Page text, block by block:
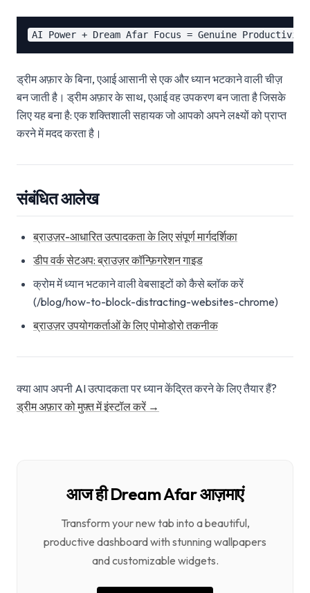
ड्रीम अफ़ार के बिना, एआई आसानी से एक और ध्यान भटकाने वाली चीज़
बन जाती है। ड्रीम अफ़ार के साथ, एआई वह उपकरण बन जाता है जिसके
लिए यह बना है: एक शक्तिशाली सहायक जो आपको अपने लक्ष्यों को प्राप्त
करने में मदद करता है।
संबंधित आलेख
ब्राउज़र-आधारित उत्पादकता के लिए संपूर्ण मार्गदर्शिका
डीप वर्क सेटअप: ब्राउज़र कॉन्फ़िगरेशन गाइड
क्रोम में ध्यान भटकाने वाली वेबसाइटों को कैसे ब्लॉक करें
(/blog/how-to-block-distracting-websites-chrome)
ब्राउज़र उपयोगकर्ताओं के लिए पोमोडोरो तकनीक
क्या आप अपनी AI उत्पादकता पर ध्यान केंद्रित करने के लिए तैयार हैं?
ड्रीम अफ़ार को मुफ़्त में इंस्टॉल करें →
आज ही Dream Afar आज़माएं
Transform your new tab into a beautiful,
productive dashboard with stunning wallpapers
and customizable widgets.